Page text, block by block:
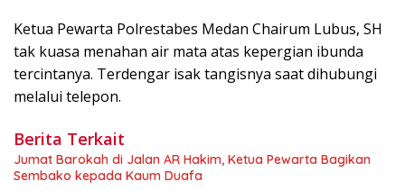
Ketua Pewarta Polrestabes Medan Chairum Lubus, SH
tak kuasa menahan air mata atas kepergian ibunda
tercintanya. Terdengar isak tangisnya saat dihubungi
melalui telepon.
Berita Terkait
Jumat Barokah di Jalan AR Hakim, Ketua Pewarta Bagikan
Sembako kepada Kaum Duafa